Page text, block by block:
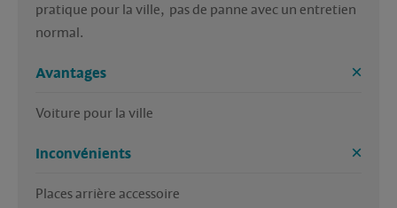
pratique pour la ville,  pas de panne avec un entretien
normal.
Avantages
Voiture pour la ville
Inconvénients
Places arrière accessoire